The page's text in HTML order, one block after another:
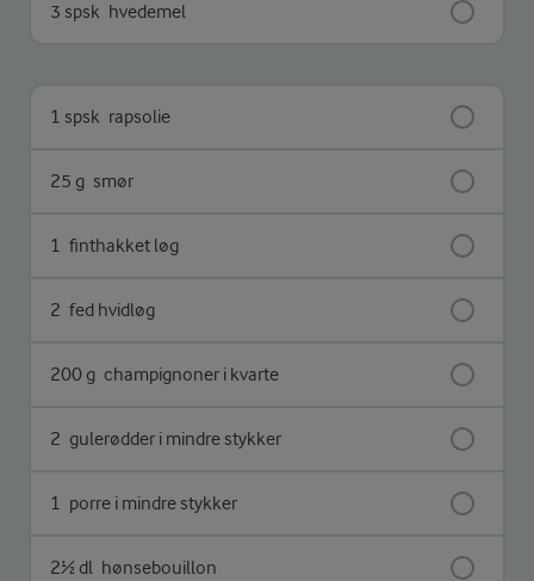
3 spsk hvedemel
1 spsk rapsolie
25 g smør
1 finthakket løg
2 fed hvidløg
200 g champignoner i kvarte
2 gulerødder i mindre stykker
1 porre i mindre stykker
2½ dl hønsebouillon